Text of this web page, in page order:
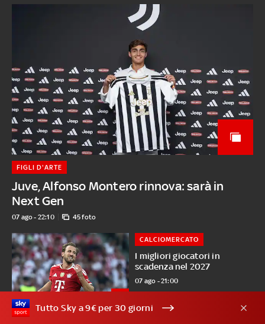
Juve, Alfonso Montero rinnova: sarà in
Next Gen
FIGLI D'ARTE
07 ago - 22:10 45 foto
I migliori giocatori in
scadenza nel 2027
CALCIOMERCATO
07 ago - 21:00
Tutto Sky a 9€ per 30 giorni